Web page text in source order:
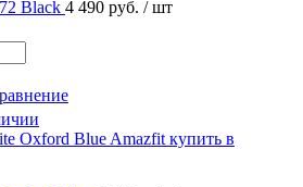
Black 4 490 руб. / шт